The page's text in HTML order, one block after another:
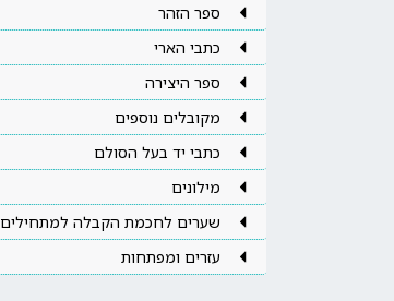
ספר הזהר
כתבי הארי
ספר היצירה
מקובלים נוספים
כתבי יד בעל הסולם
מילונים
שערים לחכמת הקבלה למתחילים
עזרים ומפתחות